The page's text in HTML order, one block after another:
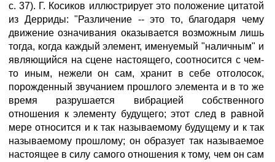
с. 37). Г. Косиков иллюстрирует это положение цитатой
из Дерриды: "Различение -- это то, благодаря чему
движение означивания оказывается возможным лишь
тогда, когда каждый элемент, именуемый "наличным" и
являющийся на сцене настоящего, соотносится с чем-
то иным, нежели он сам, хранит в себе отголосок,
порожденный звучанием прошлого элемента и в то же
время разрушается вибрацией собственного
отношения к элементу будущего; этот след в равной
мере относится и к так называемому будущему и к так
называемому прошлому; он образует так называемое
настоящее в силу самого отношения к тому, чем он сам